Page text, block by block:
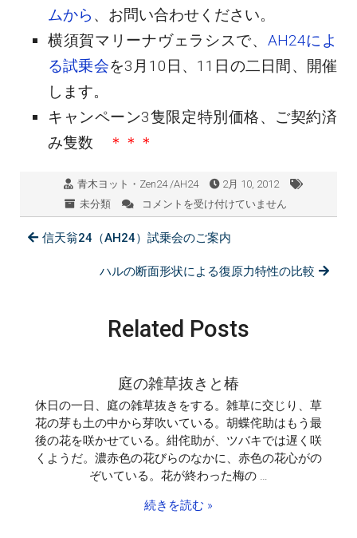
ムから 、お問い合わせください。
横須賀マリーナヴェラシスで、 AH24によ
る試乗会を3月10日、11日の二日間、開催
します。
キャンペーン3隻限定特別価格、ご契約済
み隻数
＊＊＊
青木ヨット・Zen24 /AH24
2月 10, 2012
未分類
Zen
へ、
デ
ン
限
定・
特
別
価
格
キ
ン
コメントを受け付けていません
信天翁24（AH24）試乗会のご案内
ハルの断面形状による復原力特性の比較
Related Posts
庭の雑草抜きと椿
休日の一日、庭の雑草抜きをする。雑草に交じり、草
花の芽も土の中から芽吹いている。胡蝶侘助はもう最
後の花を咲かせている。紺侘助が、ツバキでは遅く咲
くようだ。濃赤色の花びらのなかに、赤色の花心がの
ぞいている。花が終わった梅の …
続きを読む »